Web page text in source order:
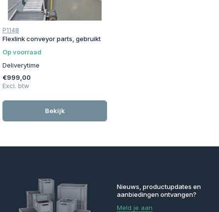
P1148
Flexlink conveyor parts, gebruikt
Op voorraad
Deliverytime
€999,00
Excl. btw
Bekijk
Nieuws, productupdates en
aanbiedingen ontvangen?
Meld je aan